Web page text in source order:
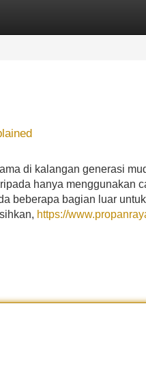
di kalangan generasi
hanya menggunakan
beberapa bagian luar
https://